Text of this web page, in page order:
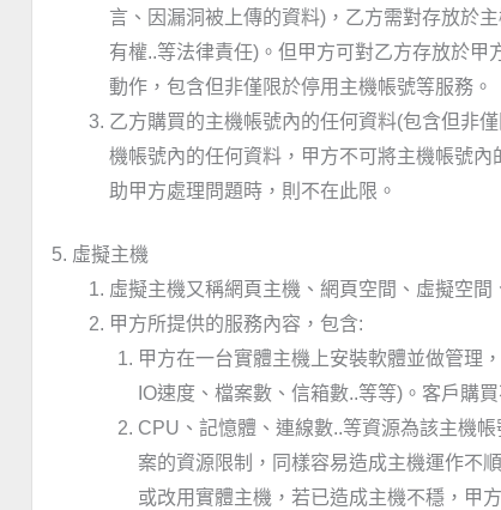
言、因漏洞被上傳的資料)，乙方需對存放於
有權..等法律責任)。但甲方可對乙方存放於
動作，包含但非僅限於停用主機帳號等服務。
乙方購買的主機帳號內的任何資料(包含但非
機帳號內的任何資料，甲方不可將主機帳號
助甲方處理問題時，則不在此限。
5. 虛擬主機
虛擬主機又稱網頁主機、網頁空間、虛擬空
甲方所提供的服務內容，包含:
甲方在一台實體主機上安裝軟體並做管理
IO速度、檔案數、信箱數..等等)。客戶購
CPU、記憶體、連線數..等資源為該主機
案的資源限制，同樣容易造成主機運作不
或改用實體主機，若已造成主機不穩，甲